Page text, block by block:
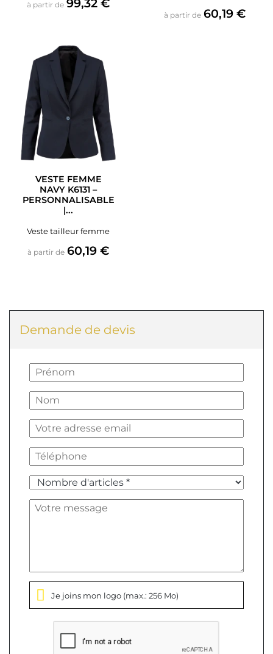
à partir de 99,32 €
à partir de Prix
60,19 €
VESTE FEMME
NAVY K6131 –
PERSONNALISABLE
|...
Veste tailleur femme
à partir de Prix
60,19 €
Demande de devis
Je joins mon logo (max.: 256 Mo)